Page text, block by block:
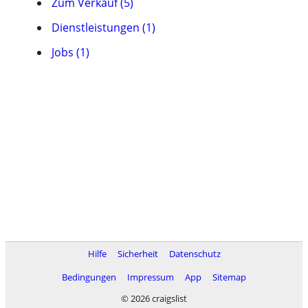
Dienstleistungen (1)
Jobs (1)
Hilfe Sicherheit
Datenschutz
Bedingungen
Impressum App
Sitemap
© 2026 craigslist